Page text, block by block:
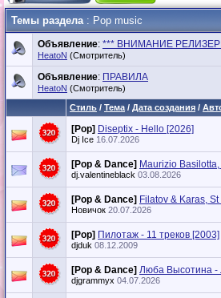
Темы раздела : Pop music
Объявление: *** ВНИМАНИЕ
HeatoN (Смотритель)
Объявление: ПРАВИЛА
HeatoN (Смотритель)
Стиль / Тема / Дата создания /
[Pop] Diseptix - Hello [2026]
Dj Ice 16.07.2026
[Pop & Dance] Maurizio
dj.valentineblack 03.08.2026
[Pop & Dance] Filatov & Karas,
Новичок 20.07.2026
[Pop] Пилотаж - 11 треков [2003]
djduk 08.12.2009
[Pop & Dance] Люба Высотина -
djgrammyx 04.07.2026